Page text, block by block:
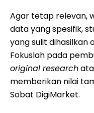
Agar tetap relevan,
data yang spesifik,
yang sulit dihasilkan
Fokuslah pada
original research
memberikan nilai
Sobat DigiMarket.